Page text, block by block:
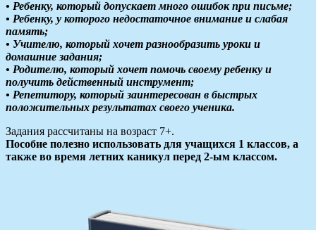
• Ребенку, который допускает много ошибок при письме;
• Ребенку, у которого недостаточное внимание и слабая
память;
• Учителю, который хочет разнообразить уроки и
домашние задания;
• Родителю, который хочет помочь своему ребенку и
получить действенный инструмент;
• Репетитору, который заинтересован в быстрых
положительных результатах своего ученика.
Задания рассчитаны на возраст 7+.
Пособие полезно использовать для учащихся 1 классов, а
также во время летних каникул перед 2-ым классом.